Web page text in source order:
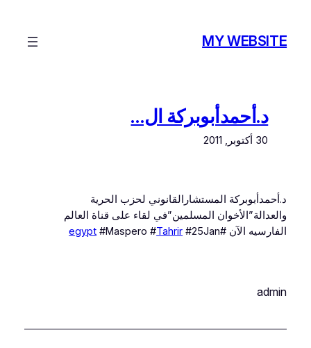
المحتوى
MY WEBSITE
د.أحمدأبوبركة ال…
30 أكتوبر, 2011
د.أحمدأبوبركة المستشارالقانوني لحزب الحرية
والعدالة”الأخوان المسلمين”في لقاء على قناة العالم
الفارسيه الآن #
egypt #Maspero #Tahrir #25Jan
admin